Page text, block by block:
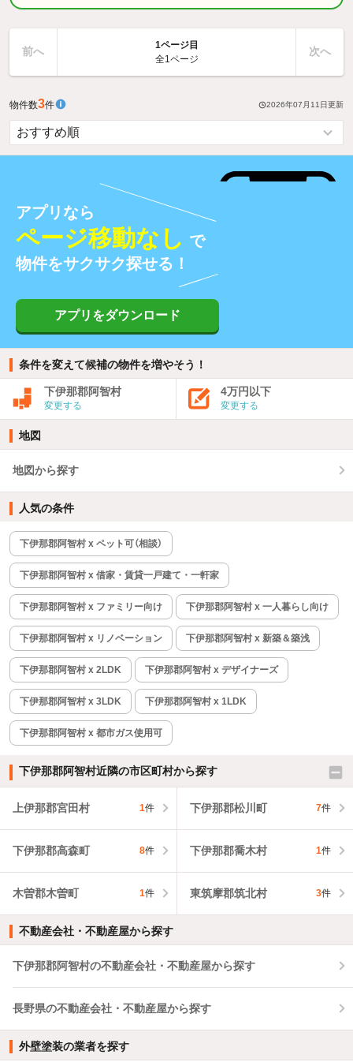
前へ
1ページ目
全1ページ
次へ
物件数3件 2026年07月11日更新
アプリなら
ページ移動なし で
物件をサクサク探せる！
アプリをダウンロード
条件を変えて候補の物件を増やそう！
下伊那郡阿智村
変更する
4万円以下
変更する
地図
地図から探す
人気の条件
下伊那郡阿智村 x ペット可（相談）
下伊那郡阿智村 x 借家・賃貸一戸建て・一軒家
下伊那郡阿智村 x ファミリー向け 下伊那郡阿智村 x 一人暮らし向け
下伊那郡阿智村 x リノベーション 下伊那郡阿智村 x 新築＆築浅
下伊那郡阿智村 x 2LDK 下伊那郡阿智村 x デザイナーズ
下伊那郡阿智村 x 3LDK 下伊那郡阿智村 x 1LDK
下伊那郡阿智村 x 都市ガス使用可
下伊那郡阿智村近隣の市区町村から探す
上伊那郡宮田村 1件 下伊那郡松川町 7件
下伊那郡高森町 8件 下伊那郡喬木村 1件
木曽郡木曽町 1件 東筑摩郡筑北村 3件
不動産会社・不動産屋から探す
下伊那郡阿智村の不動産会社・不動産屋から探す
長野県の不動産会社・不動産屋から探す
外壁塗装の業者を探す